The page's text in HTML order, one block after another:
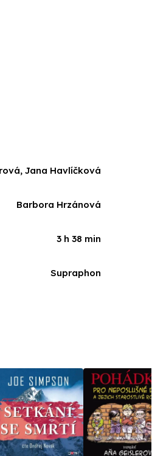
dětem
Jana Havlíčková
Barbora Hrzánová
3 h 38 min
Supraphon